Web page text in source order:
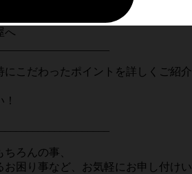
へ
にこだわったポイントを詳しくご紹介
ろんの事、
お困り事など、お気軽にお申し付けい